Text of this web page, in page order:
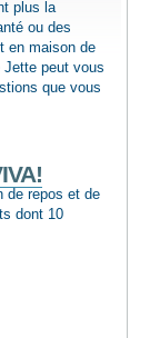
plus la
ou des
en maison de
peut vous
que vous
de repos et de
dont 10